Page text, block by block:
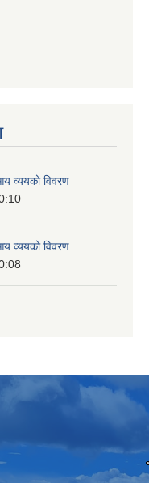
व्ययको विवरण
व्ययको विवरण